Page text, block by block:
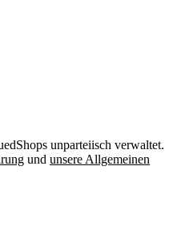
unparteiisch verwaltet.
und unsere Allgemeinen